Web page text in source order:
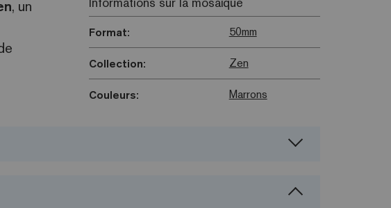
, un
Format: 50mm
Collection: Zen
Couleurs: Marrons